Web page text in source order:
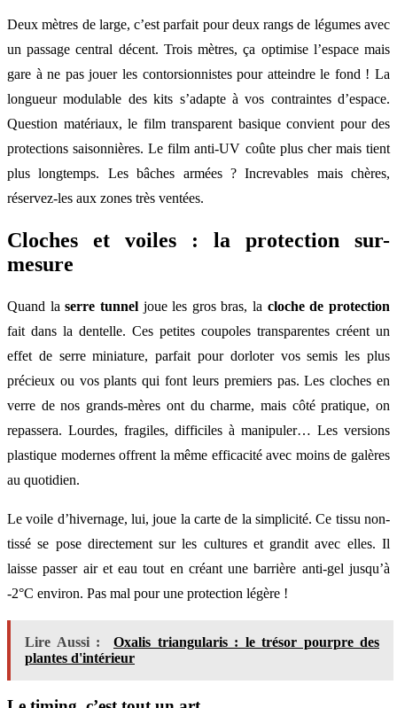
Deux mètres de large, c’est parfait pour deux rangs de légumes avec
un passage central décent. Trois mètres, ça optimise l’espace mais
gare à ne pas jouer les contorsionnistes pour atteindre le fond ! La
longueur modulable des kits s’adapte à vos contraintes d’espace.
Question matériaux, le film transparent basique convient pour des
protections saisonnières. Le film anti-UV coûte plus cher mais tient
plus longtemps. Les bâches armées ? Increvables mais chères,
réservez-les aux zones très ventées.
Cloches et voiles : la protection sur-
mesure
Quand laserre tunneljoue les gros bras, la cloche de protection
fait dans la dentelle. Ces petites coupoles transparentes créent un
effet de serre miniature, parfait pour dorloter vos semis les plus
précieux ou vos plants qui font leurs premiers pas. Les cloches en
verre de nos grands-mères ont du charme, mais côté pratique, on
repassera. Lourdes, fragiles, difficiles à manipuler… Les versions
plastique modernes offrent la même efficacité avec moins de galères
au quotidien.
Le voile d’hivernage, lui, joue la carte de la simplicité. Ce tissu non-
tissé se pose directement sur les cultures et grandit avec elles. Il
laisse passer air et eau tout en créant une barrière anti-gel jusqu’à
-2°C environ. Pas mal pour une protection légère !
Lire Aussi :
Oxalis triangularis : le trésor pourpre des
plantes d'intérieur